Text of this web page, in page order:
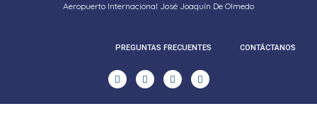
Aeropuerto Internacional José Joaquín De Olmedo
PREGUNTAS FRECUENTES CONTÁCTANOS